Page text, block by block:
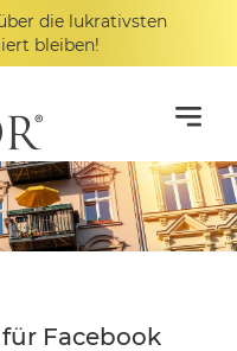
die lukrativsten
bleiben!
Facebook